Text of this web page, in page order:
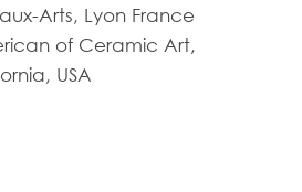
Arts, Lyon France
of Ceramic Art,
USA